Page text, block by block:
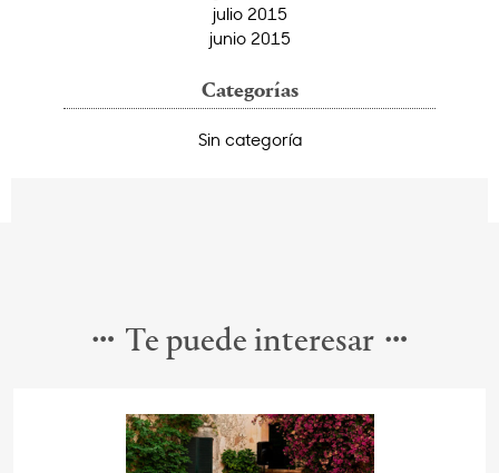
julio 2015
junio 2015
Categorías
Sin categoría
Te puede interesar